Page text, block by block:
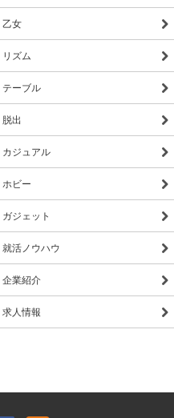
乙女
リズム
テーブル
脱出
カジュアル
ホビー
ガジェット
就活ノウハウ
企業紹介
求人情報